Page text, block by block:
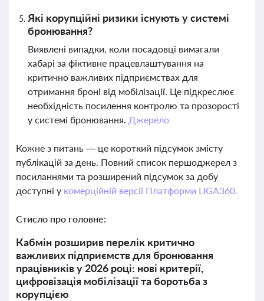
Які корупційні ризики існують у системі
бронювання?
Виявлені випадки, коли посадовці вимагали
хабарі за фіктивне працевлаштування на
критично важливих підприємствах для
отримання броні від мобілізації. Це підкреслює
необхідність посилення контролю та прозорості
у системі бронювання. Джерело
Кожне з питань — це короткий підсумок змісту
публікацій за день. Повний список першоджерел з
посиланнями та розширений підсумок за добу
доступні у комерційній версії Платформи LIGA360.
Стисло про головне:
Кабмін розширив перелік критично
важливих підприємств для бронювання
працівників у 2026 році: нові критерії,
цифровізація мобілізації та боротьба з
корупцією